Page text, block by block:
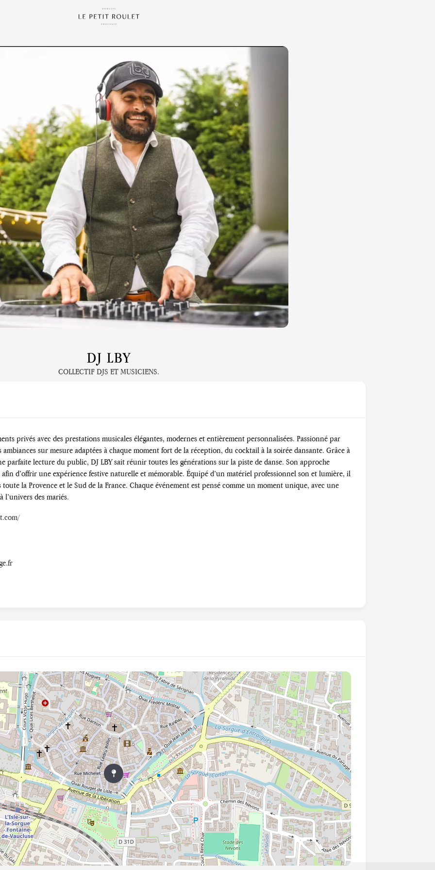
DJ LBY
COLLECTIF DJS ET MUSICIENS.
privés avec des prestations musicales élégantes, modernes et entièrement personnalisées. Passionné par
sur mesure adaptées à chaque moment fort de la réception, du cocktail à la soirée dansante. Grâce à
parfaite lecture du public, DJ LBY sait réunir toutes les générations sur la piste de danse. Son approche
d’offrir une expérience festive naturelle et mémorable. Équipé d’un matériel professionnel son et lumière, il
la Provence et le Sud de la France. Chaque événement est pensé comme un moment unique, avec une
des mariés.